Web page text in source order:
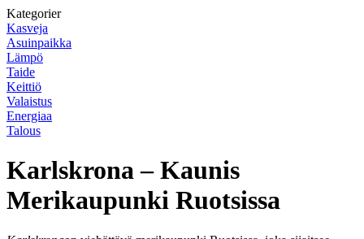
Kategorier
Kasveja
Asuinpaikka
Lämpö
Taide
Keittiö
Valaistus
Energiaa
Talous
Karlskrona – Kaunis
Merikaupunki Ruotsissa